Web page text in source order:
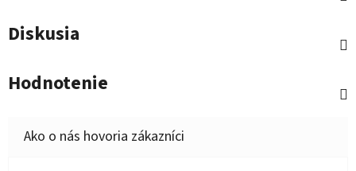
Diskusia
Hodnotenie